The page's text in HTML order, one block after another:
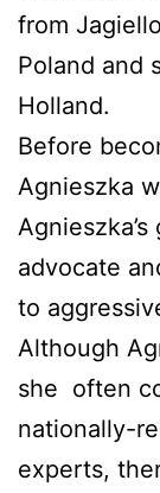
from
Poland and
Holland.
Before
Agnieszka
advocate
to
Although
she often
nationally-
experts,